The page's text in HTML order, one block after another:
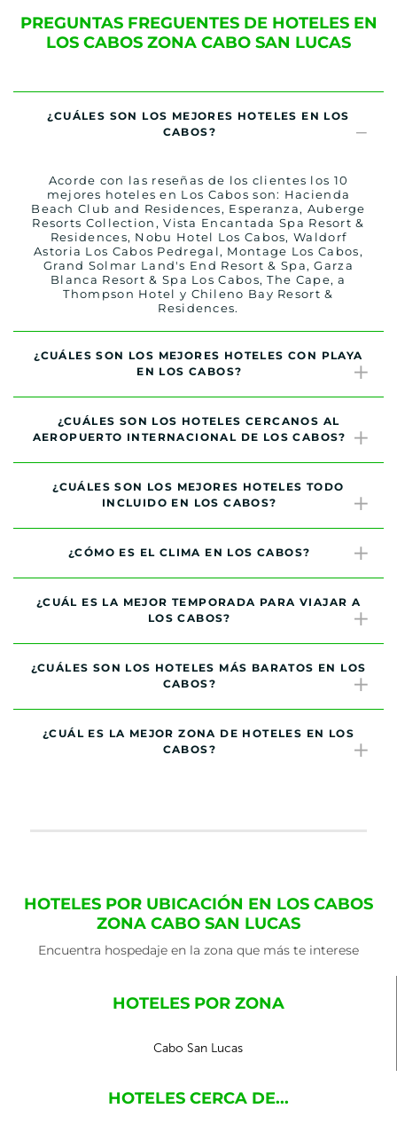
PREGUNTAS FREGUENTES DE HOTELES EN
LOS CABOS ZONA CABO SAN LUCAS
¿CUÁLES SON LOS MEJORES HOTELES EN LOS
CABOS?
Acorde con las reseñas de los clientes los 10
mejores hoteles en Los Cabos son: Hacienda
Beach Club and Residences, Esperanza, Auberge
Resorts Collection, Vista Encantada Spa Resort &
Residences, Nobu Hotel Los Cabos, Waldorf
Astoria Los Cabos Pedregal, Montage Los Cabos,
Grand Solmar Land's End Resort & Spa, Garza
Blanca Resort & Spa Los Cabos, The Cape, a
Thompson Hotel y Chileno Bay Resort &
Residences.
¿CUÁLES SON LOS MEJORES HOTELES CON PLAYA
EN LOS CABOS?
¿CUÁLES SON LOS HOTELES CERCANOS AL
AEROPUERTO INTERNACIONAL DE LOS CABOS?
¿CUÁLES SON LOS MEJORES HOTELES TODO
INCLUIDO EN LOS CABOS?
¿CÓMO ES EL CLIMA EN LOS CABOS?
¿CUÁL ES LA MEJOR TEMPORADA PARA VIAJAR A
LOS CABOS?
¿CUÁLES SON LOS HOTELES MÁS BARATOS EN LOS
CABOS?
¿CUÁL ES LA MEJOR ZONA DE HOTELES EN LOS
CABOS?
HOTELES POR UBICACIÓN EN LOS CABOS
ZONA CABO SAN LUCAS
Encuentra hospedaje en la zona que más te interese
HOTELES POR ZONA
Cabo San Lucas
HOTELES CERCA DE...